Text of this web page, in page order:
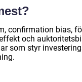
confirmation bias,
och
som styr